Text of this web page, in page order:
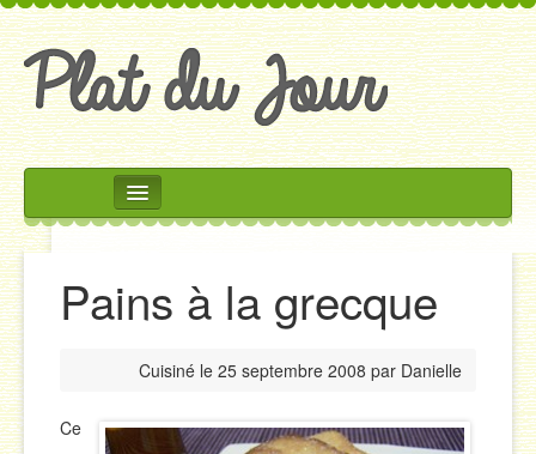
Rechercher
Accueil
Accompagnements
Entrées
Pains à la grecque
Cuisiné le 25 septembre 2008 par Danielle
Ce